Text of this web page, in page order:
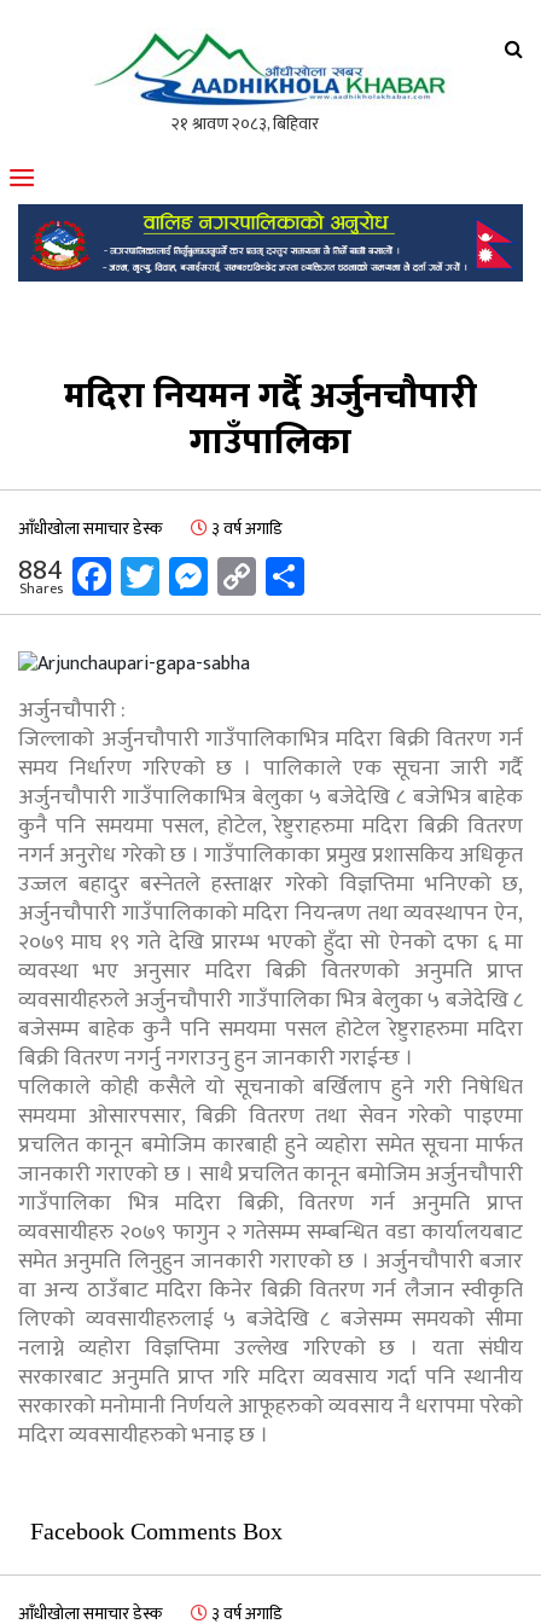
मोफसलकै लोकप्रिय अनलाइन पत्रिका
मदिरा नियमन गर्दै अर्जुनचौपारी
गाउँपालिका
आँधीखोला समाचार डेस्क ३ वर्ष अगाडि
884
Shares Facebook
Twitter
Messenger
Copy
Link
अर्जुनचौपारी :
जिल्लाको अर्जुनचौपारी गाउँपालिकाभित्र मदिरा बिक्री वितरण गर्न
समय निर्धारण गरिएको छ । पालिकाले एक सूचना जारी गर्दै
अर्जुनचौपारी गाउँपालिकाभित्र बेलुका ५ बजेदेखि ८ बजेभित्र बाहेक
कुनै पनि समयमा पसल, होटेल, रेष्टुराहरुमा मदिरा बिक्री वितरण
नगर्न अनुरोध गरेको छ । गाउँपालिकाका प्रमुख प्रशासकिय अधिकृत
उज्जल बहादुर बस्नेतले हस्ताक्षर गरेको विज्ञप्तिमा भनिएको छ,
अर्जुनचौपारी गाउँपालिकाको मदिरा नियन्त्रण तथा व्यवस्थापन ऐन,
२०७९ माघ १९ गते देखि प्रारम्भ भएको हुँदा सो ऐनको दफा ६ मा
व्यवस्था भए अनुसार मदिरा बिक्री वितरणको अनुमति प्राप्त
व्यवसायीहरुले अर्जुनचौपारी गाउँपालिका भित्र बेलुका ५ बजेदेखि ८
बजेसम्म बाहेक कुनै पनि समयमा पसल होटेल रेष्टुराहरुमा मदिरा
बिक्री वितरण नगर्नु नगराउनु हुन जानकारी गराईन्छ ।
पलिकाले कोही कसैले यो सूचनाको बर्खिलाप हुने गरी निषेधित
समयमा ओसारपसार, बिक्री वितरण तथा सेवन गरेको पाइएमा
प्रचलित कानून बमोजिम कारबाही हुने व्यहोरा समेत सूचना मार्फत
जानकारी गराएको छ । साथै प्रचलित कानून बमोजिम अर्जुनचौपारी
गाउँपालिका भित्र मदिरा बिक्री, वितरण गर्न अनुमति प्राप्त
व्यवसायीहरु २०७९ फागुन २ गतेसम्म सम्बन्धित वडा कार्यालयबाट
समेत अनुमति लिनुहुन जानकारी गराएको छ । अर्जुनचौपारी बजार
वा अन्य ठाउँबाट मदिरा किनेर बिक्री वितरण गर्न लैजान स्वीकृति
लिएको व्यवसायीहरुलाई ५ बजेदेखि ८ बजेसम्म समयको सीमा
नलाग्ने व्यहोरा विज्ञप्तिमा उल्लेख गरिएको छ । यता संघीय
सरकारबाट अनुमति प्राप्त गरि मदिरा व्यवसाय गर्दा पनि स्थानीय
सरकारको मनोमानी निर्णयले आफूहरुको व्यवसाय नै धरापमा परेको
मदिरा व्यवसायीहरुको भनाइ छ ।
Facebook Comments Box
आँधीखोला समाचार डेस्क ३ वर्ष अगाडि